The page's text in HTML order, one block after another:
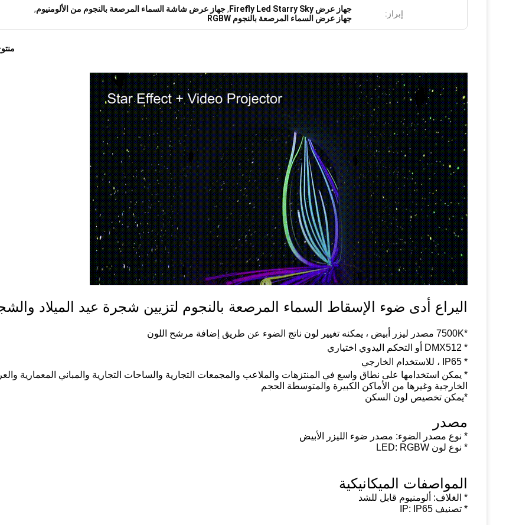
إبراز: جهاز عرض Firefly Led Starry Sky ,جهاز عرض شاشة السماء المرصعة بالنجوم من الألومنيوم,
جهاز عرض السماء المرصعة بالنجوم RGBW
اليراع أدى ضوء الإسقاط السماء المرصعة بالنجوم لتزيين شجرة عيد الميلاد
*7500K مصدر ليزر أبيض ، يمكنه تغيير لون ناتج الضوء عن طريق إضافة مرشح اللون
* DMX512 أو التحكم اليدوي اختياري
* IP65 ، للاستخدام الخارجي
* يمكن استخدامها على نطاق واسع في المنتزهات والملاعب والمجمعات التجارية والساحات التجارية والمباني المعمارية
الخارجية وغيرها من الأماكن الكبيرة والمتوسطة الحجم
*يمكن تخصيص لون السكن
مصدر
* نوع مصدر الضوء: مصدر ضوء الليزر الأبيض
* نوع لون LED: RGBW
المواصفات الميكانيكية
* الغلاف: ألومنيوم قابل للشد
* تصنيف IP: IP65